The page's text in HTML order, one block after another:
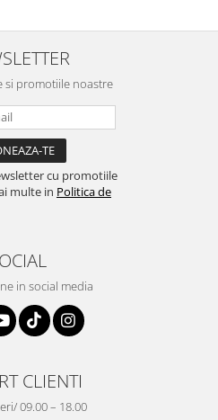
si promotiile noastre
cu promotiile
multe in Politica de
in social media
CLIENTI
09.00 – 18.00